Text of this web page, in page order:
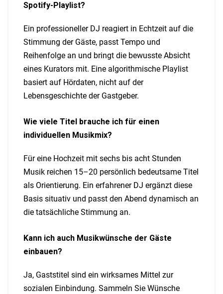
Spotify-Playlist?
Ein professioneller DJ reagiert in Echtzeit auf die
Stimmung der Gäste, passt Tempo und
Reihenfolge an und bringt die bewusste Absicht
eines Kurators mit. Eine algorithmische Playlist
basiert auf Hördaten, nicht auf der
Lebensgeschichte der Gastgeber.
Wie viele Titel brauche ich für einen
individuellen Musikmix?
Für eine Hochzeit mit sechs bis acht Stunden
Musik reichen 15–20 persönlich bedeutsame Titel
als Orientierung. Ein erfahrener DJ ergänzt diese
Basis situativ und passt den Abend dynamisch an
die tatsächliche Stimmung an.
Kann ich auch Musikwünsche der Gäste
einbauen?
Ja, Gaststitel sind ein wirksames Mittel zur
sozialen Einbindung. Sammeln Sie Wünsche